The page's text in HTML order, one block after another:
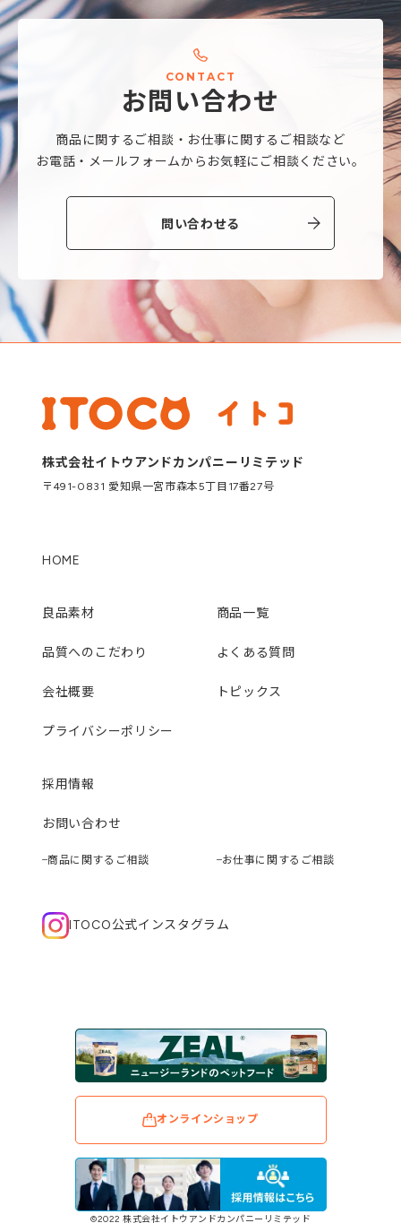
CO N T A C T
お問い合わせ
商品に関するご相談・ お仕事に関するご相談など
お電話・メールフォームから お気軽にご相談ください。
問い合わせる
株式会社イトウアンドカンパニーリミテッド
〒491-0831 愛知県一宮市森本5丁目17番27号
HOME
良品素材 商品一覧
品質へのこだわり よくある質問
会社概要 トピックス
プライバシーポリシー
採用情報
お問い合わせ
商品に関するご相談 お仕事に関するご相談
ITOCO公式インスタグラム
オンラインショップ
©2022 株式会社イトウアンドカンパニーリミテッド